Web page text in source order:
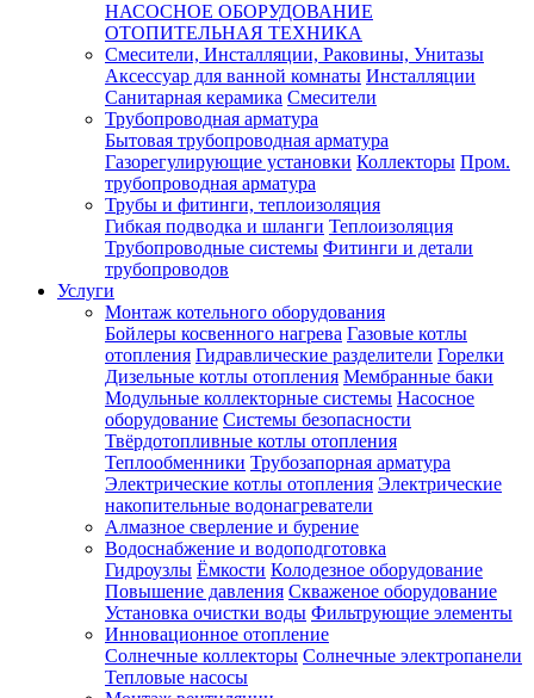
НАСОСНОЕ ОБОРУДОВАНИЕ
ОТОПИТЕЛЬНАЯ ТЕХНИКА
Смесители, Инсталляции, Раковины, Унитазы
Аксессуар для ванной комнаты Инсталляции
Санитарная керамика Смесители
Трубопроводная арматура
Бытовая трубопроводная арматура
Газорегулирующие установки Коллекторы Пром.
трубопроводная арматура
Трубы и фитинги, теплоизоляция
Гибкая подводка и шланги Теплоизоляция
Трубопроводные системы Фитинги и детали
трубопроводов
Услуги
Монтаж котельного оборудования
Бойлеры косвенного нагрева Газовые котлы
отопления Гидравлические разделители Горелки
Дизельные котлы отопления Мембранные баки
Модульные коллекторные системы Насосное
оборудование Системы безопасности
Твёрдотопливные котлы отопления
Теплообменники Трубозапорная арматура
Электрические котлы отопления Электрические
накопительные водонагреватели
Алмазное сверление и бурение
Водоснабжение и водоподготовка
Гидроузлы Ёмкости Колодезное оборудование
Повышение давления Скваженое оборудование
Установка очистки воды Фильтрующие элементы
Инновационное отопление
Солнечные коллекторы Солнечные электропанели
Тепловые насосы